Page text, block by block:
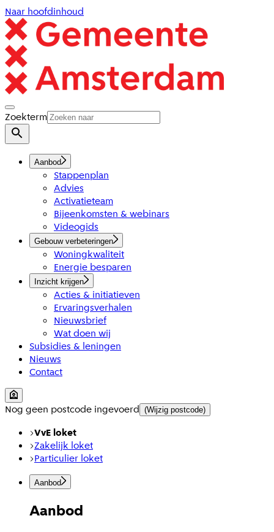
Naar hoofdinhoud
Zoekterm
Aanbod
Stappenplan
Advies
Activatieteam
Bijeenkomsten & webinars
Videogids
Gebouw verbeteringen
Woningkwaliteit
Energie besparen
Inzicht krijgen
Acties & initiatieven
Ervaringsverhalen
Nieuwsbrief
Wat doen wij
Subsidies & leningen
Nieuws
Contact
Nog geen postcode ingevoerd (Wijzig postcode)
VvE loket
Zakelijk loket
Particulier loket
Aanbod
Aanbod